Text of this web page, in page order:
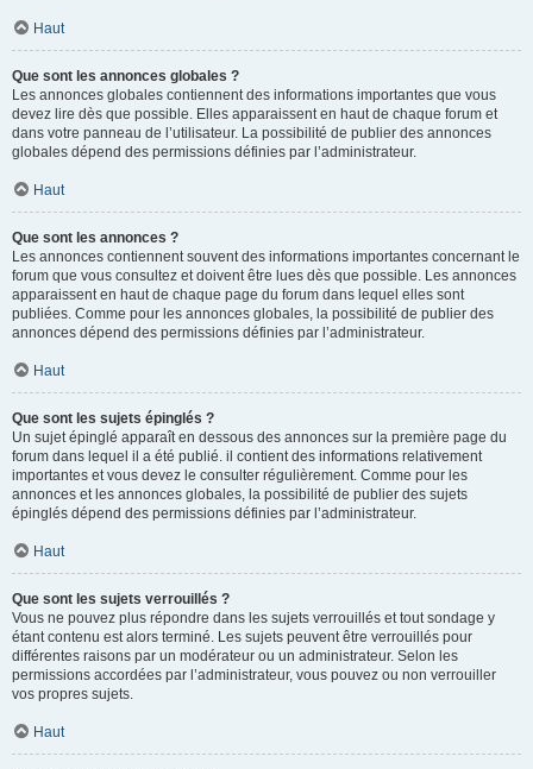
Haut
Que sont les annonces globales ?
Les annonces globales contiennent des informations importantes que vous
devez lire dès que possible. Elles apparaissent en haut de chaque forum et
dans votre panneau de l’utilisateur. La possibilité de publier des annonces
globales dépend des permissions définies par l’administrateur.
Haut
Que sont les annonces ?
Les annonces contiennent souvent des informations importantes concernant le
forum que vous consultez et doivent être lues dès que possible. Les annonces
apparaissent en haut de chaque page du forum dans lequel elles sont
publiées. Comme pour les annonces globales, la possibilité de publier des
annonces dépend des permissions définies par l’administrateur.
Haut
Que sont les sujets épinglés ?
Un sujet épinglé apparaît en dessous des annonces sur la première page du
forum dans lequel il a été publié. il contient des informations relativement
importantes et vous devez le consulter régulièrement. Comme pour les
annonces et les annonces globales, la possibilité de publier des sujets
épinglés dépend des permissions définies par l’administrateur.
Haut
Que sont les sujets verrouillés ?
Vous ne pouvez plus répondre dans les sujets verrouillés et tout sondage y
étant contenu est alors terminé. Les sujets peuvent être verrouillés pour
différentes raisons par un modérateur ou un administrateur. Selon les
permissions accordées par l’administrateur, vous pouvez ou non verrouiller
vos propres sujets.
Haut